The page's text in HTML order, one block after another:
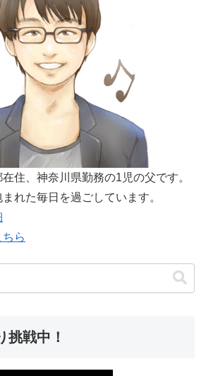
住、神奈川県勤務の1児の父です。
れた毎日を過ごしています。
ら
挑戦中！